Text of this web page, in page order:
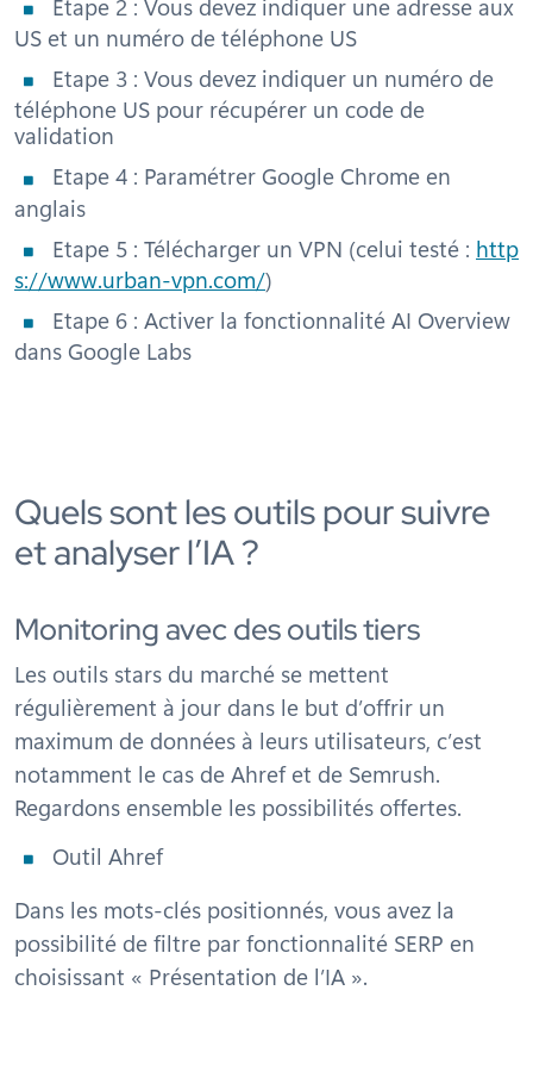
US et un numéro de téléphone US
Etape 3 : Vous devez indiquer un numéro de
téléphone US pour récupérer un code de
validation
Etape 4 : Paramétrer Google Chrome en
anglais
Etape 5 : Télécharger un VPN (celui testé : http
s://www.urban-vpn.com/)
Etape 6 : Activer la fonctionnalité AI Overview
dans Google Labs
Quels sont les outils pour suivre
et analyser l’IA ?
Monitoring avec des outils tiers
Les outils stars du marché se mettent
régulièrement à jour dans le but d’offrir un
maximum de données à leurs utilisateurs, c’est
notamment le cas de Ahref et de Semrush.
Regardons ensemble les possibilités offertes.
Outil Ahref
Dans les mots-clés positionnés, vous avez la
possibilité de filtre par fonctionnalité SERP en
choisissant « Présentation de l’IA ».